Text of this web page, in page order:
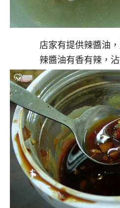
店家有提供辣醬油
辣醬油有香有辣，